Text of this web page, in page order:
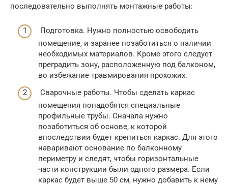
последовательно выполнять монтажные работы:
Подготовка. Нужно полностью освободить
помещение, и заранее позаботиться о наличии
необходимых материалов. Кроме этого следует
преградить зону, расположенную под балконом,
во избежание травмирования прохожих.
Сварочные работы. Чтобы сделать каркас
помещения понадобятся специальные
профильные трубы. Сначала нужно
позаботиться об основе, к которой
впоследствии будет крепиться каркас. Для этого
наваривают основание по балконному
периметру и следят, чтобы горизонтальные
части конструкции были одного размера. Если
каркас будет выше 50 см, нужно добавить к нему